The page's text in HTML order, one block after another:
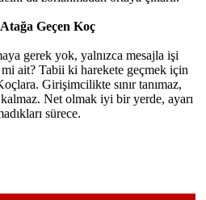
Geçen Koç
gerek yok, yalnızca mesajla işi
ait? Tabii ki harekete geçmek için
Girişimcilikte sınır tanımaz,
Net olmak iyi bir yerde, ayarı
sürece.